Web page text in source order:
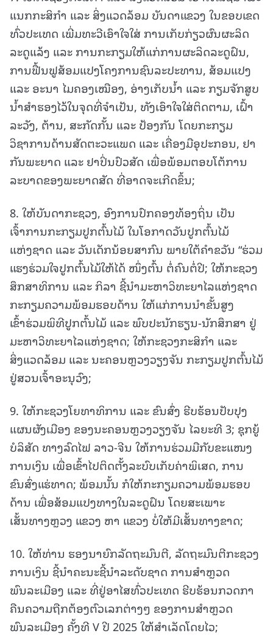
ແນກກະສິກໍາ ແລະ ສິ່ງແວດລ້ອມ ບັນດາແຂວງ ໃນຂອບເຂດ
ທົ່ວປະເທດ ເພີ່ມທະວີເອົາໃຈໃສ່ ການເກັບກ່ຽວຜົນຜະລິດ
ລະດູແລ້ງ ແລະ ການກະກຽມໃຫ້ແກ່ການຜະລິດລະດູຝົນ,
ການຟື້ນຟູສ້ອມແປງໂຄງການຊົນລະປະທານ, ສ້ອມແປງ
ແລະ ອະນາ ໄມຄອງເໝືອງ, ອ່າງເກັບນໍ້າ ແລະ ກຽມຈັກສູບ
ນໍ້າສໍາຮອງໄວ້ໃນຈຸດທີ່ຈໍາເປັນ, ທັງເອົາໃຈໃສ່ຕິດຕາມ, ເຝົ້າ
ລະວັງ, ຕ້ານ, ສະກັດກັ້ນ ແລະ ປ້ອງກັນ ໂດຍກະກຽມ
ວິຊາການດ້ານສັດຕະວະແພດ ແລະ ເຄື່ອງມືອຸປະກອນ, ຢາ
ກັນພະຍາດ ແລະ ຢາປິ່ນປົວສັດ ເພື່ອພ້ອມຕອບໂຕ້ການ
ລະບາດຂອງພະຍາດສັດ ທີ່ອາດຈະເກີດຂຶ້ນ;
8. ໃຫ້ບັນດາກະຊວງ, ອົງການປົກຄອງທ້ອງຖິ່ນ ເປັນ
ເຈົ້າການກະກຽມປູກຕົ້ນໄມ້ ໃນໂອກາດວັນປູກຕົ້ນໄມ້
ແຫ່ງຊາດ ແລະ ວັນເດັກນ້ອຍສາກົນ ພາຍໃຕ້ຄໍາຂວັນ “ຮ່ວມ
ແຮງຮ່ວມໃຈປູກຕົ້ນໄມ້ໃຫ້ໄດ້ ໜຶ່ງຕົ້ນ ຕໍ່ຄົນຕໍ່ປີ; ໃຫ້ກະຊວງ
ສຶກສາທິການ ແລະ ກິລາ ຊີ້ນໍາມະຫາວິທະຍາໄລແຫ່ງຊາດ
ກະກຽມຄວາມພ້ອມຮອບດ້ານ ໃຫ້ແກ່ການນໍາຂັ້ນສູງ
ເຂົ້າຮ່ວມພິທີປູກຕົ້ນໄມ້ ແລະ ພົບປະນັກຮຽນ-ນັກສຶກສາ ຢູ່
ມະຫາວິທະຍາໄລແຫ່ງຊາດ; ໃຫ້ກະຊວງກະສິກໍາ ແລະ
ສິ່ງແວດລ້ອມ ແລະ ນະຄອນຫຼວງວຽງຈັນ ກະກຽມປູກຕົ້ນໄມ້
ຢູ່ສວນເຈົ້າອະນຸວົງ;
9. ໃຫ້ກະຊວງໂຍທາທິການ ແລະ ຂົນສົ່ງ ຮີບຮ້ອນປັບປຸງ
ແຜນຜັງເມືອງ ຂອງນະຄອນຫຼວງວຽງຈັນ ໄລຍະທີ 3; ຊຸກຍູ້
ບໍລິສັດ ທາງລົດໄຟ ລາວ-ຈີນ ໃຫ້ການຮ່ວມມືກັບຂະແໜງ
ການເງິນ ເພື່ອເຂົ້າໄປຕິດຕັ້ງລະບົບເກັບຄ່າພິເສດ, ການ
ຂົນສົ່ງແຮ່ທາດ; ພ້ອມນັ້ນ ກໍໃຫ້ກະກຽມຄວາມພ້ອມຮອບ
ດ້ານ ເພື່ອສ້ອມແປງທາງໃນລະດູຝົນ ໂດຍສະເພາະ
ເສັ້ນທາງຫຼວງ ແຂວງ ຫາ ແຂວງ ບໍ່ໃຫ້ມີເສັ້ນທາງຂາດ;
10. ໃຫ້ທ່ານ ຮອງນາຍົກລັດຖະມົນຕີ, ລັດຖະມົນຕີກະຊວງ
ການເງິນ ຊີ້ນໍາຄະນະຊີ້ນໍາລະດັບຊາດ ການສໍາຫຼວດ
ພົນລະເມືອງ ແລະ ທີ່ຢູ່ອາໄສທົ່ວປະເທດ ຮີບຮ້ອນກວດກາ
ຄືນຄວາມຖືກຕ້ອງຕົວເລກຕ່າງໆ ຂອງການສໍາຫຼວດ
ພົນລະເມືອງ ຄັ້ງທີ V ປີ 2025 ໃຫ້ສໍາເລັດໂດຍໄວ;